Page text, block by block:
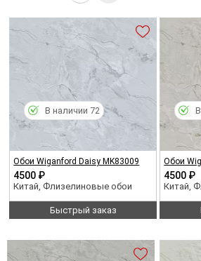
Обои Wiganford Daisy MK83009
4500 ₽
Китай, Флизелиновые обои
Быстрый заказ
В наличии 72
Обои
4500 ₽
Китай,